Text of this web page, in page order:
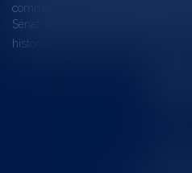
comme une charge. Le rapport
Sénat a consacré, en juillet
historiques invite à y voir aussi une